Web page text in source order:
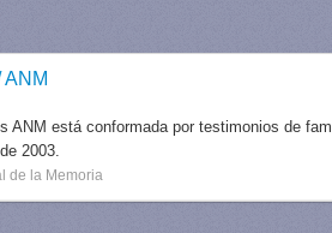
ANM
ANM está conformada por testimonios de
2003.
de la Memoria